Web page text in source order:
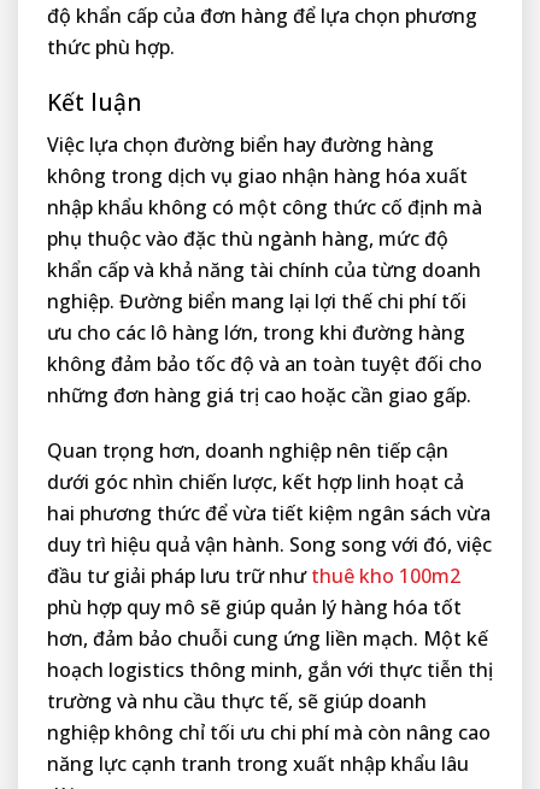
độ khẩn cấp của đơn hàng để lựa chọn phương
thức phù hợp.
Kết luận
Việc lựa chọn đường biển hay đường hàng
không trong dịch vụ giao nhận hàng hóa xuất
nhập khẩu không có một công thức cố định mà
phụ thuộc vào đặc thù ngành hàng, mức độ
khẩn cấp và khả năng tài chính của từng doanh
nghiệp. Đường biển mang lại lợi thế chi phí tối
ưu cho các lô hàng lớn, trong khi đường hàng
không đảm bảo tốc độ và an toàn tuyệt đối cho
những đơn hàng giá trị cao hoặc cần giao gấp.
Quan trọng hơn, doanh nghiệp nên tiếp cận
dưới góc nhìn chiến lược, kết hợp linh hoạt cả
hai phương thức để vừa tiết kiệm ngân sách vừa
duy trì hiệu quả vận hành. Song song với đó, việc
đầu tư giải pháp lưu trữ nhưthuê kho 100m2
phù hợp quy mô sẽ giúp quản lý hàng hóa tốt
hơn, đảm bảo chuỗi cung ứng liền mạch. Một kế
hoạch logistics thông minh, gắn với thực tiễn thị
trường và nhu cầu thực tế, sẽ giúp doanh
nghiệp không chỉ tối ưu chi phí mà còn nâng cao
năng lực cạnh tranh trong xuất nhập khẩu lâu